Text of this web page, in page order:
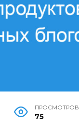
ПРОСМОТРОВ
75